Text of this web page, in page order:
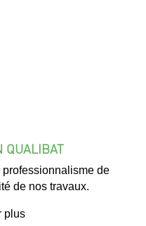
QUALIBAT
de
de nos travaux.
plus